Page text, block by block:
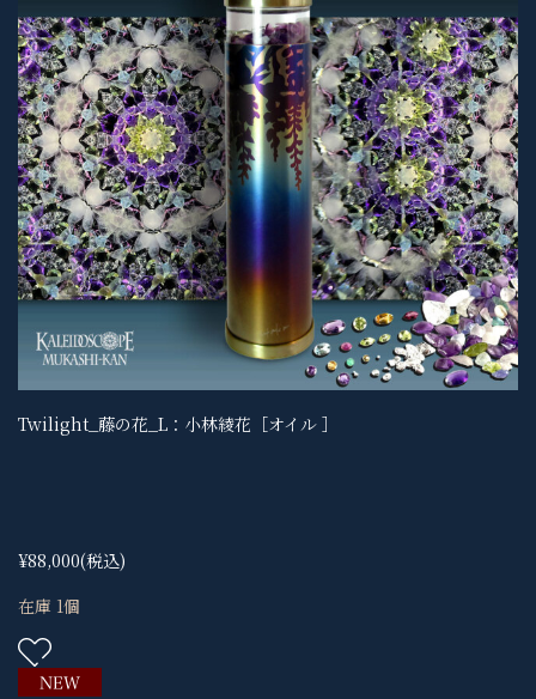
Twilight_藤の花_L：小林綾花［オイル ］
¥88,000(税込)
在庫 1個